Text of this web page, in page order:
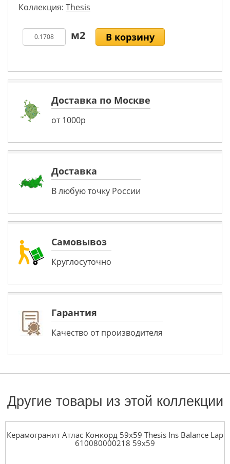
Коллекция: Thesis
В корзину
Доставка по Москве
от 1000р
Доставка
В любую точку России
Самовывоз
Круглосуточно
Гарантия
Качество от производителя
Другие товары из этой коллекции
Керамогранит Атлас Конкорд 59x59 Thesis Ins Balance Lap
610080000218 59x59